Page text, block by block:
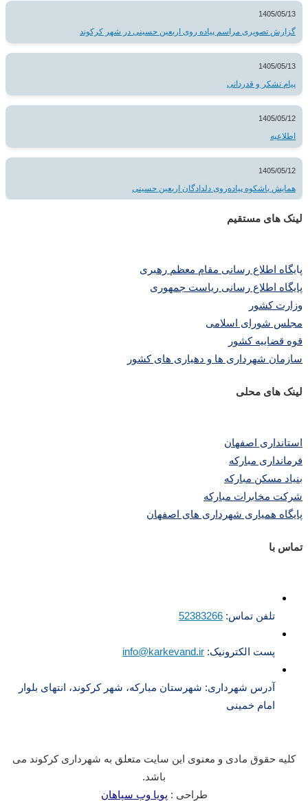
1405/05/13
گزارش تصویری مراسم پیاده روی اربعین حسینی در شهر کرکوند
1405/05/13
پیام تشکر و قدردانی
1405/05/12
اطلاعیه
1405/05/12
همایش باشکوه پیاده‌روی دلدادگان اربعین حسینی
لینک های مستقیم
پایگاه اطلاع رسانی مقام معظم رهبری
پایگاه اطلاع رسانی ریاست جمهوری
وزارت کشور
مجلس شورای اسلامی
قوه قضاییه کشور
سازمان شهرداری ها و دهیاری های کشور
لینک های محلی
استانداری اصفهان
فرمانداری مبارکه
بنیاد مسکن مبارکه
شرکت مخابرات مبارکه
پایگاه همیاری شهرداری های اصفهان
تماس با
تلفن تماس: 52383266
پست الکترونیک: info@karkevand.ir
آدرس شهرداری: شهرستان مبارکه، شهر کرکوند، انتهای بلوار
امام خمینی
کلیه حقوق مادی و معنوی این سایت متعلق به شهرداری کرکوند می
باشد.
طراحی : پویا وب سپاهان